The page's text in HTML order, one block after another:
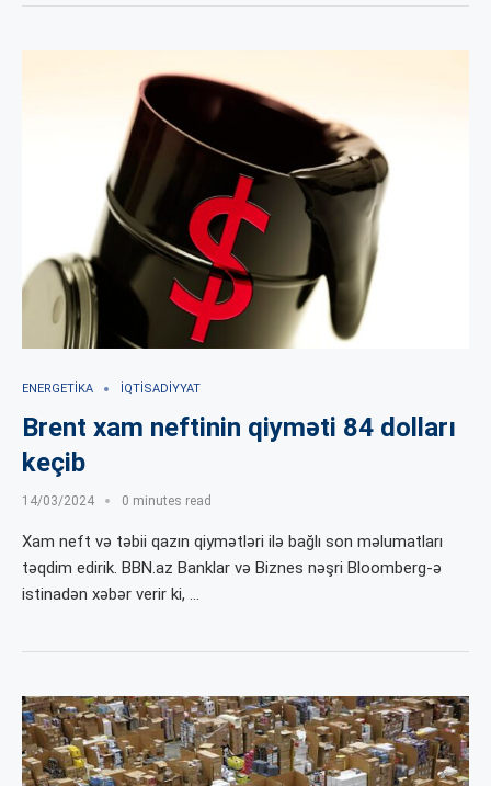
ENERGETIKA İQTISADIYYAT
Brent xam neftinin qiyməti 84 dolları
keçib
14/03/2024 0 minutes read
Xam neft və təbii qazın qiymətləri ilə bağlı son məlumatları
təqdim edirik. BBN.az Banklar və Biznes nəşri Bloomberg-ə
istinadən xəbər verir ki, …